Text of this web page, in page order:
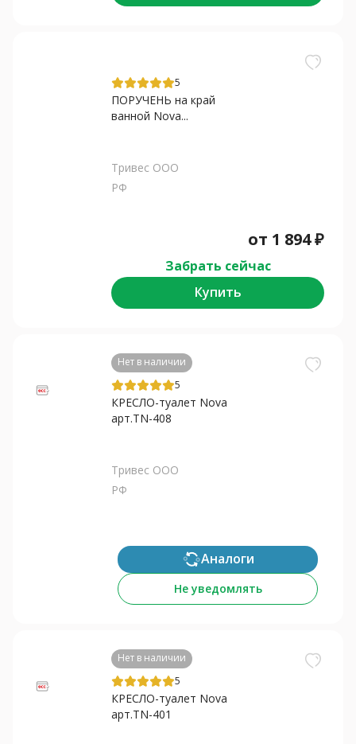
5
ПОРУЧЕНЬ на край
ванной Nova...
Тривес ООО
РФ
от 1 894₽
Забрать сейчас
Купить
Нет в наличии
5
КРЕСЛО-туалет Nova
арт.TN-408
Тривес ООО
РФ
Аналоги
Не уведомлять
Нет в наличии
5
КРЕСЛО-туалет Nova
арт.TN-401